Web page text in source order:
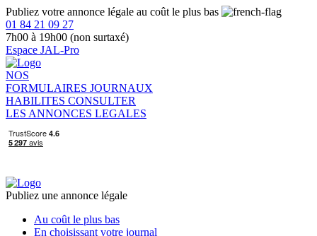
Publiez votre annonce légale au coût le plus bas
01 84 21 09 27
7h00 à 19h00 (non surtaxé)
Espace JAL-Pro
NOS
FORMULAIRES JOURNAUX
HABILITES CONSULTER
LES ANNONCES LEGALES
Publiez une annonce légale
Au coût le plus bas
En choisissant votre journal